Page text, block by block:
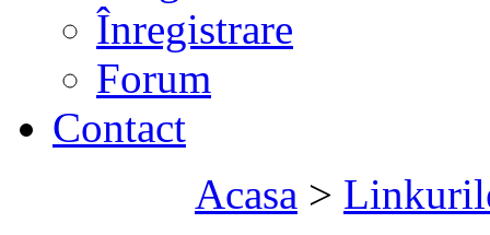
Înregistrare
Forum
Contact
Acasa >